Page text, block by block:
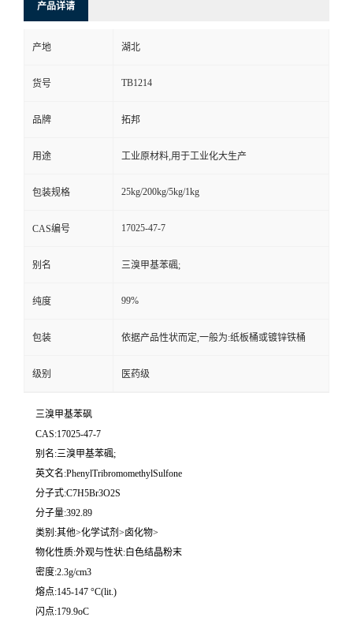
产品详请
产地 湖北
货号 TB1214
品牌 拓邦
用途 工业原材料,用于工业化大生产
包装规格 25kg/200kg/5kg/1kg
CAS编号 17025-47-7
别名 三溴甲基苯碸;
纯度 99%
包装 依据产品性状而定,一般为:纸板桶或镀锌铁桶
级别 医药级
三溴甲基苯砜
CAS:17025-47-7
别名:三溴甲基苯碸;
英文名:PhenylTribromomethylSulfone
分子式:C7H5Br3O2S
分子量:392.89
类别:其他>化学试剂>卤化物>
物化性质:外观与性状:白色结晶粉末
密度:2.3g/cm3
熔点:145-147 °C(lit.)
闪点:179.9oC